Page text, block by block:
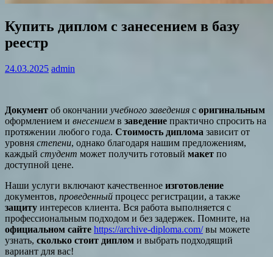
Купить диплом с занесением в базу
реестр
24.03.2025 admin
Документ об окончании учебного заведения с оригинальным
оформлением и внесением в заведение практично спросить на
протяжении любого года. Стоимость диплома зависит от
уровня степени, однако благодаря нашим предложениям,
каждый студент может получить готовый макет по
доступной цене.
Наши услуги включают качественное изготовление
документов, проведенный процесс регистрации, а также
защиту интересов клиента. Вся работа выполняется с
профессиональным подходом и без задержек. Помните, на
официальном сайте https://archive-diploma.com/вы можете
узнать, сколько стоит диплом и выбрать подходящий
вариант для вас!